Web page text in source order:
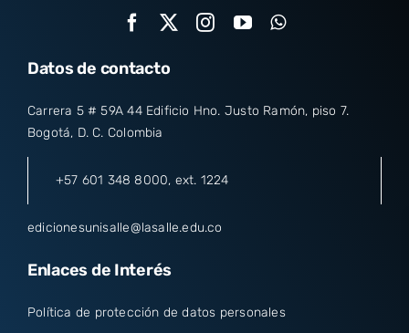
Datos de contacto
Carrera 5 # 59A 44 Edificio Hno. Justo Ramón, piso 7.
Bogotá, D. C. Colombia
+57 601 348 8000, ext. 1224
edicionesunisalle@lasalle.edu.co
Enlaces de Interés
Política de protección de datos personales